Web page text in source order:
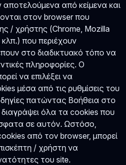
αποτελούμενα από κείμενα και
στον browser που
/ χρήστης (Chrome, Mozilla
που περιέχουν
στο διαδικτυακό τόπο να
πληροφορίες. Ο
να επιλέξει να
μέσα από τις ρυθμίσεις του
πατώντας Βοήθεια στο
όλα τα cookies που
σε αυτόν. Ωστόσο,
από τον browser, μπορεί
/ χρήστη να
του site.